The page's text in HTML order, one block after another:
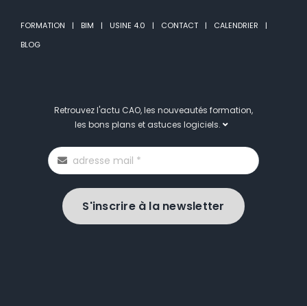
FORMATION BIM USINE 4.0 CONTACT
CALENDRIER
BLOG
Retrouvez l'actu CAO, les nouveautés formation,
les bons plans et astuces logiciels.
S'inscrire à la newsletter